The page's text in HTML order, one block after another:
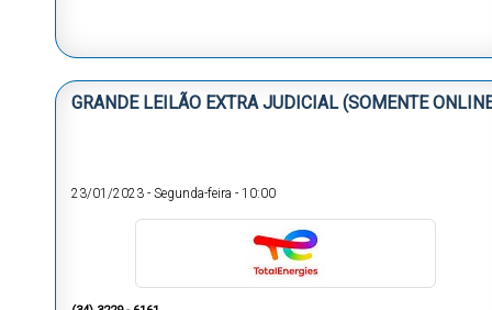
GRANDE LEILÃO EXTRA JUDICIAL (SOMENTE
23/01/2023 - Segunda-feira - 10:00